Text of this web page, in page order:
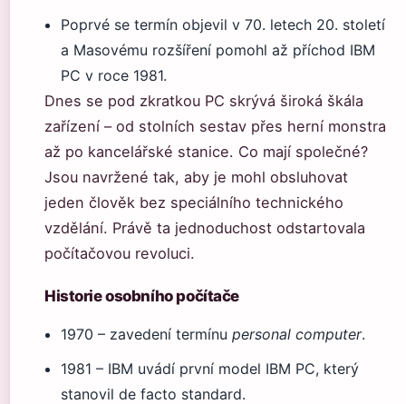
Poprvé se termín objevil v 70. letech 20. století
a Masovému rozšíření pomohl až příchod IBM
PC v roce 1981.
Dnes se pod zkratkou PC skrývá široká škála
zařízení – od stolních sestav přes herní monstra
až po kancelářské stanice. Co mají společné?
Jsou navržené tak, aby je mohl obsluhovat
jeden člověk bez speciálního technického
vzdělání. Právě ta jednoduchost odstartovala
počítačovou revoluci.
Historie osobního počítače
1970 – zavedení termínupersonal computer.
1981 – IBM uvádí první model IBM PC, který
stanovil de facto standard.